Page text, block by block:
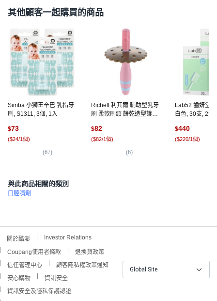
其他顧客一起購買的商品
Simba 小獅王辛巴 乳指牙
刷, S1311, 3個, 1入
$73
($24/1個)
(67)
Richell 利其爾 輔助型乳牙
刷 柔軟刷頭 餅乾造型護喉
$82
($82/1個)
(6)
Lab52 齒妍堂
白色, 30支, 2盒
$440
($220/1個)
與此商品相關的類別
口腔噴劑
關於酷澎 Investor Relations
Coupang使用者條款
退換貨政策
信任管理中心
顧客隱私權政策通知
安心購物
資訊安全
資訊安全及隱私保護認證
Global Site